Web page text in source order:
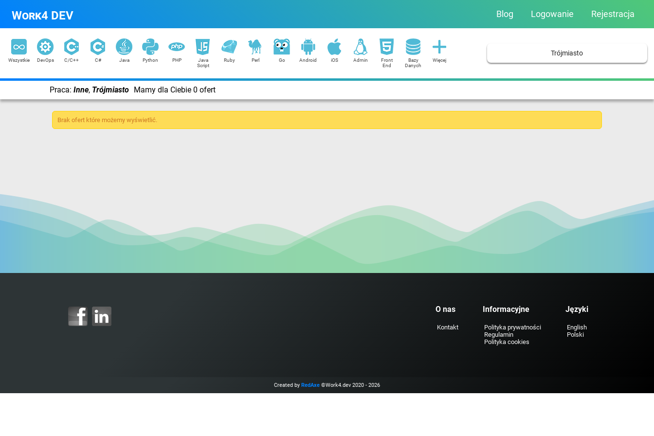
Work4 DEV Blog Logowanie Rejestracja
Wszystkie DevOps C/C++ C# Java Python PHP
Java
Script
Ruby Perl Go Android iOS Admin
Front
End
Bazy
Danych
Więcej
Trójmiasto
Praca: Inne, Trójmiasto Mamy dla Ciebie 0 ofert
Brak ofert które możemy wyświetlić.
O nas
Kontakt
Informacyjne
Polityka prywatności
Regulamin
Polityka cookies
Języki
English
Polski
Created by RedAxe ©Work4.dev 2020 - 2026